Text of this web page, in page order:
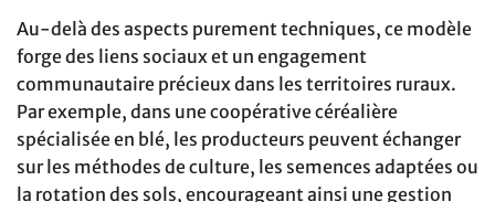
Au-delà des aspects purement techniques, ce modèle
forge des liens sociaux et un engagement
communautaire précieux dans les territoires ruraux.
Par exemple, dans une coopérative céréalière
spécialisée en blé, les producteurs peuvent échanger
sur les méthodes de culture, les semences adaptées ou
la rotation des sols, encourageant ainsi une gestion